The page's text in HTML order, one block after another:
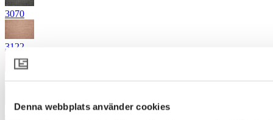
Denna webbplats använder cookies
3070
3122
3335